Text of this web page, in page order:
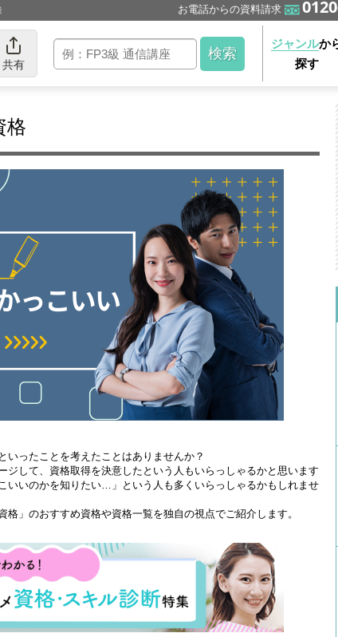
お電話からの資料請求
共有
ジャンルか
探す
格
いったことを考えたことはありませんか？
ジして、資格取得を決意したという人もいらっしゃるかと思います
いいのかを知りたい…」という人も多くいらっしゃるかもしれませ
」のおすすめ資格や資格一覧を独自の視点でご紹介します。